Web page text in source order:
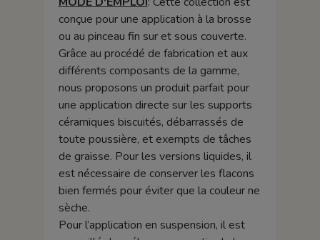
conçue pour une application à la brosse
ou au pinceau fin sur et sous couverte.
Grâce au procédé de fabrication et aux
différents composants de la gamme,
nous proposons un produit parfait pour
une application directe sur les supports
céramiques biscuités, débarrassés de
toute poussière, et exempts de tâches
de graisse. Pour les versions liquides, il
est nécessaire de conserver les flacons
bien fermés pour éviter que la couleur ne
sèche.
Pour l’application en suspension, il est